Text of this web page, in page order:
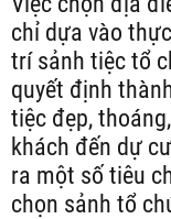
chỉ dựa vào
trí sảnh tiệc tổ
quyết định
tiệc đẹp,
khách đến dự
ra một số tiêu
chọn sảnh tổ